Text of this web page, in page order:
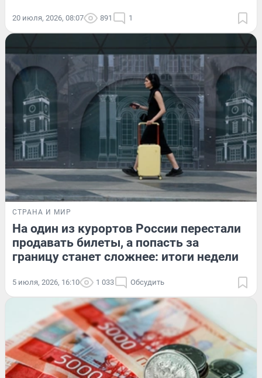
20 июля, 2026, 08:07 891 1
СТРАНА И МИР
На один из курортов России перестали
продавать билеты, а попасть за
границу станет сложнее: итоги недели
5 июля, 2026, 16:10 1 033 Обсудить